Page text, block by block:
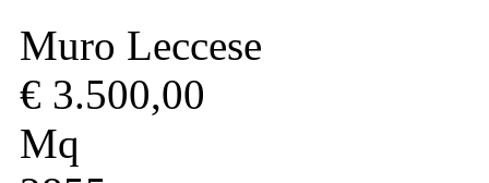
Muro Leccese
€ 3.500,00
Mq